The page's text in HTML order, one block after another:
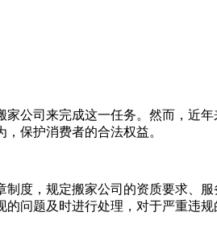
公司来完成这一任务。然而，近
，保护消费者的合法权益。
度，规定搬家公司的资质要求、
问题及时进行处理，对于严重违